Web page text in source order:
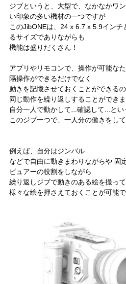
ジブというと、大型で、なかなかワ
い印象の多い機材の一つですが
このJibONEは、24 x 6.7 x 5.9インチ
るサイズでありながらも
機能は盛りだくさん！
アプリやリモコンで、操作が可能な
隔操作ができるだけでなく
動きを記憶させておくことができる
同じ動作を繰り返しすることができま
自分一人で動かして...確認して...と
このジブ一つで、一人分の働きをして
例えば、自分はジンバル
などで自由に動きまわりながらや 固
ビュアーの役割をしながら
繰り返しジブで動きのある絵を撮っ
様々な絵を押さえておくことが可能で